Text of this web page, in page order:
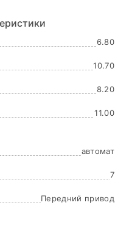
6.80
10.70
8.20
11.00
автомат
7
Передний привод